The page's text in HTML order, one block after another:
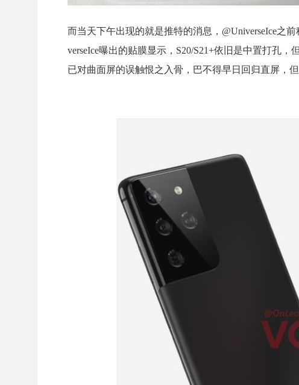
而当天下午出现的就是推特的消息，@UniverseIce之
verseIce曝出的贴膜显示，S20/S21+依旧是中置打孔
已对曲面屏的误触恨之入骨，巴不得早日回归直屏，